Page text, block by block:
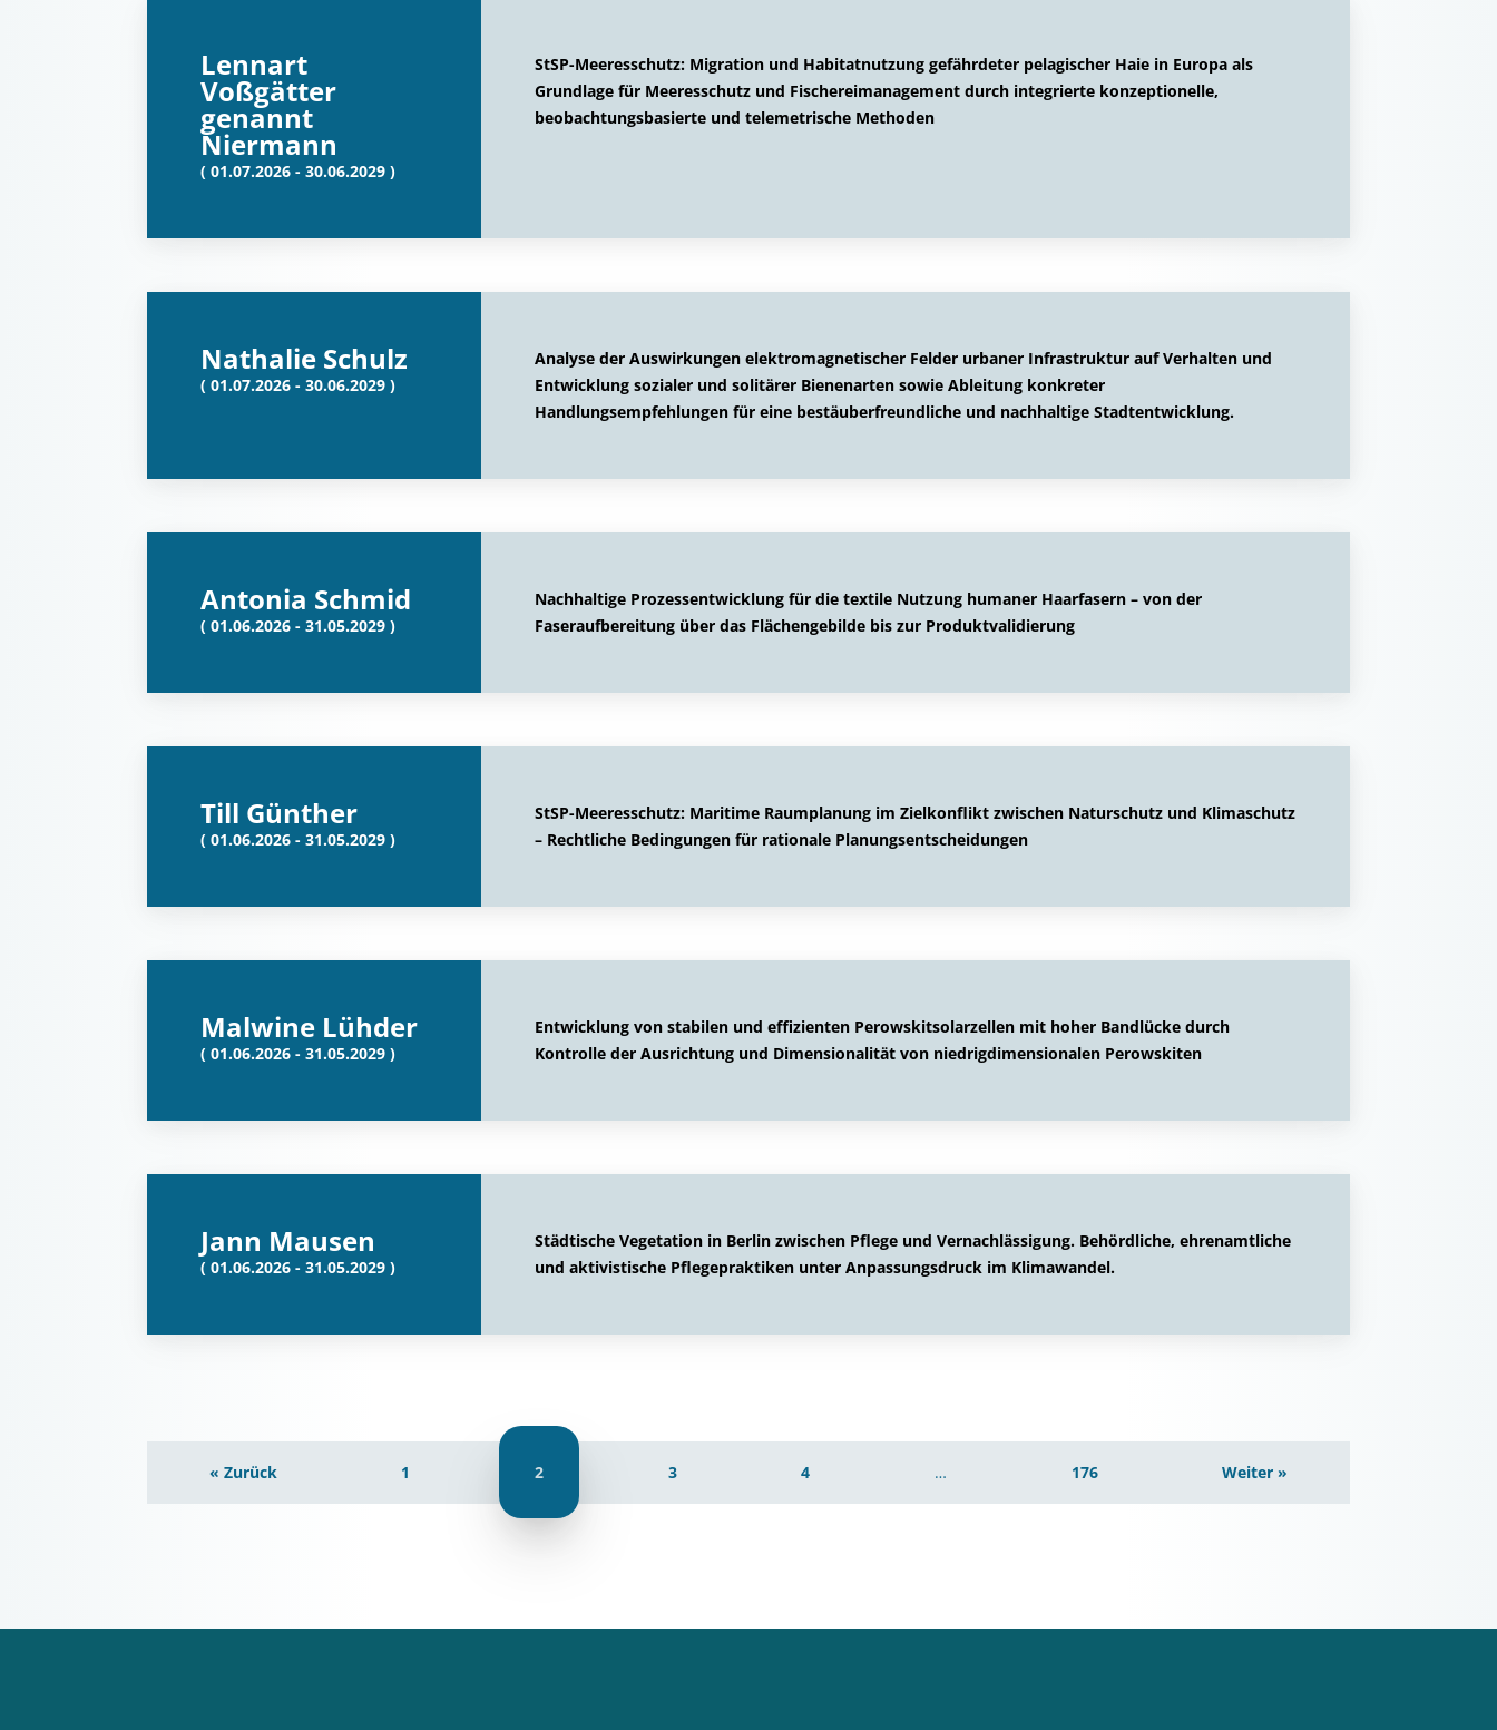
Lennart
Voßgätter
genannt
Niermann
( 01.07.2026 - 30.06.2029 )
StSP-Meeresschutz: Migration und Habitatnutzung gefährdeter pelagischer Haie in Europa als
Grundlage für Meeresschutz und Fischereimanagement durch integrierte konzeptionelle,
beobachtungsbasierte und telemetrische Methoden
Nathalie Schulz
( 01.07.2026 - 30.06.2029 )
Analyse der Auswirkungen elektromagnetischer Felder urbaner Infrastruktur auf Verhalten und
Entwicklung sozialer und solitärer Bienenarten sowie Ableitung konkreter
Handlungsempfehlungen für eine bestäuberfreundliche und nachhaltige Stadtentwicklung.
Antonia Schmid
( 01.06.2026 - 31.05.2029 )
Nachhaltige Prozessentwicklung für die textile Nutzung humaner Haarfasern – von der
Faseraufbereitung über das Flächengebilde bis zur Produktvalidierung
Till Günther
( 01.06.2026 - 31.05.2029 )
StSP-Meeresschutz: Maritime Raumplanung im Zielkonflikt zwischen Naturschutz und Klimaschutz
– Rechtliche Bedingungen für rationale Planungsentscheidungen
Malwine Lühder
( 01.06.2026 - 31.05.2029 )
Entwicklung von stabilen und effizienten Perowskitsolarzellen mit hoher Bandlücke durch
Kontrolle der Ausrichtung und Dimensionalität von niedrigdimensionalen Perowskiten
Jann Mausen
( 01.06.2026 - 31.05.2029 )
Städtische Vegetation in Berlin zwischen Pflege und Vernachlässigung. Behördliche, ehrenamtliche
und aktivistische Pflegepraktiken unter Anpassungsdruck im Klimawandel.
« Zurück 1 2 3 4 … 176 Weiter »